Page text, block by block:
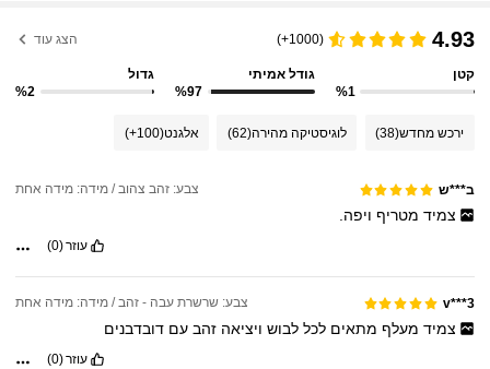
4.93
(1000+) הצג עוד
קטן
%1
גודל אמיתי
%97
גדול
%2
ירכש מחדש(38) לוגיסטיקה מהירה(62) אלגנט(100+)
ב***ש צבע: זהב צהוב / מידה: מידה אחת
צמיד מטריף ויפה.
עוזר(0)
v***3 צבע: שרשרת עבה - זהב / מידה: מידה אחת
צמיד מעלף מתאים לכל לבוש ויציאה זהב עם דובדבנים
עוזר(0)